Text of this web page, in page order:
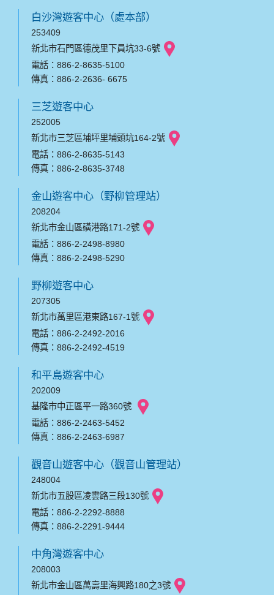
白沙灣遊客中心（處本部）
253409
新北市石門區德茂里下員坑33-6號
電話：886-2-8635-5100
傳真：886-2-2636- 6675
三芝遊客中心
252005
新北市三芝區埔坪里埔頭坑164-2號
電話：886-2-8635-5143
傳真：886-2-8635-3748
金山遊客中心（野柳管理站）
208204
新北市金山區磺港路171-2號
電話：886-2-2498-8980
傳真：886-2-2498-5290
野柳遊客中心
207305
新北市萬里區港東路167-1號
電話：886-2-2492-2016
傳真：886-2-2492-4519
和平島遊客中心
202009
基隆市中正區平一路360號
電話：886-2-2463-5452
傳真：886-2-2463-6987
觀音山遊客中心（觀音山管理站）
248004
新北市五股區凌雲路三段130號
電話：886-2-2292-8888
傳真：886-2-2291-9444
中角灣遊客中心
208003
新北市金山區萬壽里海興路180之3號